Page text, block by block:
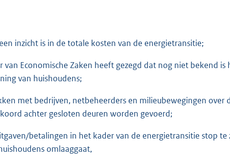
3
K
b
inzicht is in de totale kosten van de energietransitie;
Economische Zaken heeft gezegd dat nog niet bekend is
van huishoudens;
met bedrijven, netbeheerders en milieubewegingen over
achter gesloten deuren worden gevoerd;
betalingen in het kader van de energietransitie stop
omlaaggaat,